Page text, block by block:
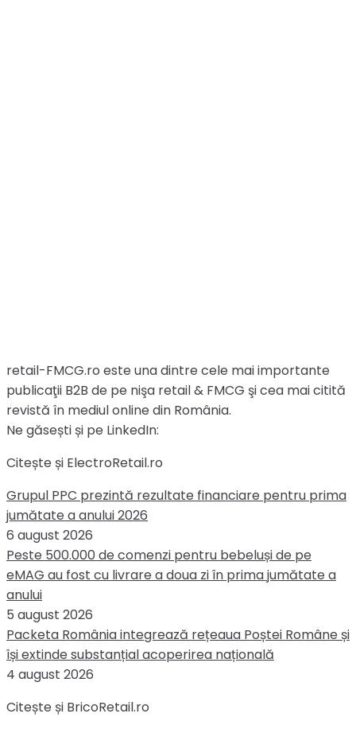
retail-FMCG.ro este una dintre cele mai importante
publicaţii B2B de pe nişa retail & FMCG şi cea mai citită
revistă în mediul online din România.
Ne găsești și pe LinkedIn:
Citește și ElectroRetail.ro
Grupul PPC prezintă rezultate financiare pentru prima
jumătate a anului 2026
6 august 2026
Peste 500.000 de comenzi pentru bebeluși de pe
eMAG au fost cu livrare a doua zi în prima jumătate a
anului
5 august 2026
Packeta România integrează rețeaua Poștei Române și
își extinde substanțial acoperirea națională
4 august 2026
Citește și BricoRetail.ro